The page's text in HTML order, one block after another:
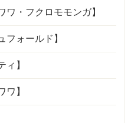
ワ・フクロモモンガ】
フォールド】
ィ】
ワ】